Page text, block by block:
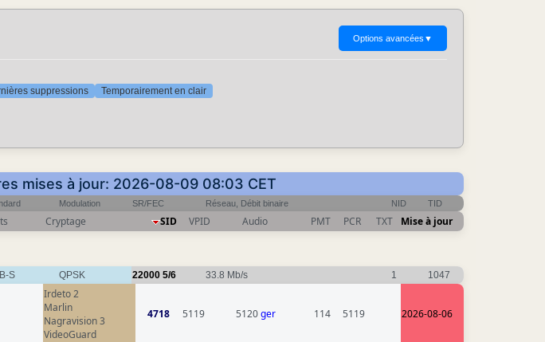
Options avancées ▼
suppressions Temporairement en clair
mises à jour: 2026-08-09 08:03 CET
Modulation SR/FEC Réseau, Débit binaire NID TID
Cryptage SID VPID Audio PMT PCR TXT Mise à jour
S QPSK 22000 5/6 33.8 Mb/s 1 1047
Irdeto 2
Marlin
Nagravision 3
VideoGuard
4718 5119 5120ger 114 5119 2026-08-06